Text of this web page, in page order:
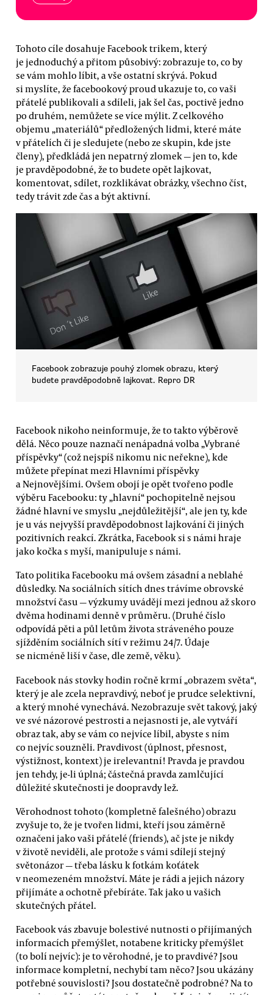
Tohoto cíle dosahuje Facebook trikem, který
je jednoduchý a přitom působivý: zobrazuje to, co by
se vám mohlo líbit, a vše ostatní skrývá. Pokud
si myslíte, že facebookový proud ukazuje to, co vaši
přátelé publikovali a sdíleli, jak šel čas, poctivě jedno
po druhém, nemůžete se více mýlit. Z celkového
objemu „materiálů“ předložených lidmi, které máte
v přátelích či je sledujete (nebo ze skupin, kde jste
členy), předkládá jen nepatrný zlomek — jen to, kde
je pravděpodobné, že to budete opět lajkovat,
komentovat, sdílet, rozklikávat obrázky, všechno číst,
tedy trávit zde čas a být aktivní.
Facebook zobrazuje pouhý zlomek obrazu, který
budete pravděpodobně lajkovat. Repro DR
Facebook nikoho neinformuje, že to takto výběrově
dělá. Něco pouze naznačí nenápadná volba „Vybrané
příspěvky“ (což nejspíš nikomu nic neřekne), kde
můžete přepínat mezi Hlavními příspěvky
a Nejnovějšími. Ovšem obojí je opět tvořeno podle
výběru Facebooku: ty „hlavní“ pochopitelně nejsou
žádné hlavní ve smyslu „nejdůležitější“, ale jen ty, kde
je u vás nejvyšší pravděpodobnost lajkování či jiných
pozitivních reakcí. Zkrátka, Facebook si s námi hraje
jako kočka s myší, manipuluje s námi.
Tato politika Facebooku má ovšem zásadní a neblahé
důsledky. Na sociálních sítích dnes trávíme obrovské
množství času — výzkumy uvádějí mezi jednou až skoro
dvěma hodinami denně v průměru. (Druhé číslo
odpovídá pěti a půl letům života stráveného pouze
sjížděním sociálních sítí v režimu 24/7. Údaje
se nicméně liší v čase, dle země, věku).
Facebook nás stovky hodin ročně krmí „obrazem světa“,
který je ale zcela nepravdivý, neboť je prudce selektivní,
a který mnohé vynechává. Nezobrazuje svět takový, jaký
ve své názorové pestrosti a nejasnosti je, ale vytváří
obraz tak, aby se vám co nejvíce líbil, abyste s ním
co nejvíc souzněli. Pravdivost (úplnost, přesnost,
výstižnost, kontext) je irelevantní! Pravda je pravdou
jen tehdy, je-li úplná; částečná pravda zamlčující
důležité skutečnosti je doopravdy lež.
Věrohodnost tohoto (kompletně falešného) obrazu
zvyšuje to, že je tvořen lidmi, kteří jsou záměrně
označeni jako vaši přátelé (friends), ač jste je nikdy
v životě neviděli, ale protože s vámi sdílejí stejný
světonázor — třeba lásku k fotkám koťátek
v neomezeném množství. Máte je rádi a jejich názory
přijímáte a ochotně přebíráte. Tak jako u vašich
skutečných přátel.
Facebook vás zbavuje bolestivé nutnosti o přijímaných
informacích přemýšlet, notabene kriticky přemýšlet
(to bolí nejvíc): je to věrohodné, je to pravdivé? Jsou
informace kompletní, nechybí tam něco? Jsou ukázány
potřebné souvislosti? Jsou dostatečně podrobné? Na to